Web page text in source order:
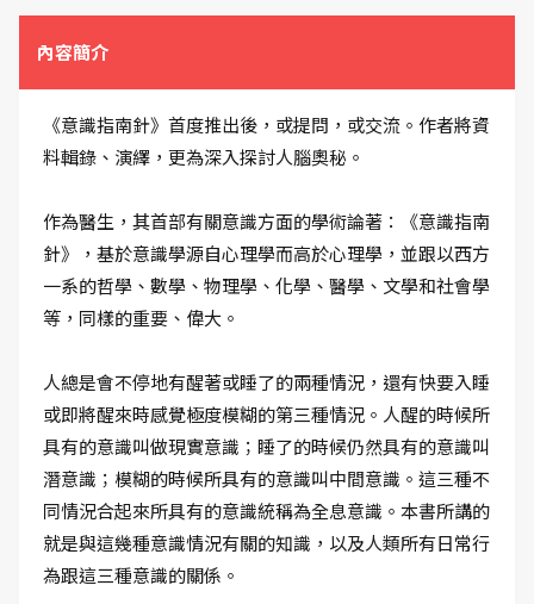
內容簡介
《意識指南針》首度推出後，或提問，或交流。作者將資
料輯錄、演繹，更為深入探討人腦奧秘。
作為醫生，其首部有關意識方面的學術論著：《意識指南
針》，基於意識學源自心理學而高於心理學，並跟以西方
一系的哲學、數學、物理學、化學、醫學、文學和社會學
等，同樣的重要、偉大。
人總是會不停地有醒著或睡了的兩種情況，還有快要入睡
或即將醒來時感覺極度模糊的第三種情況。人醒的時候所
具有的意識叫做現實意識；睡了的時候仍然具有的意識叫
潛意識；模糊的時候所具有的意識叫中間意識。這三種不
同情況合起來所具有的意識統稱為全息意識。本書所講的
就是與這幾種意識情況有關的知識，以及人類所有日常行
為跟這三種意識的關係。